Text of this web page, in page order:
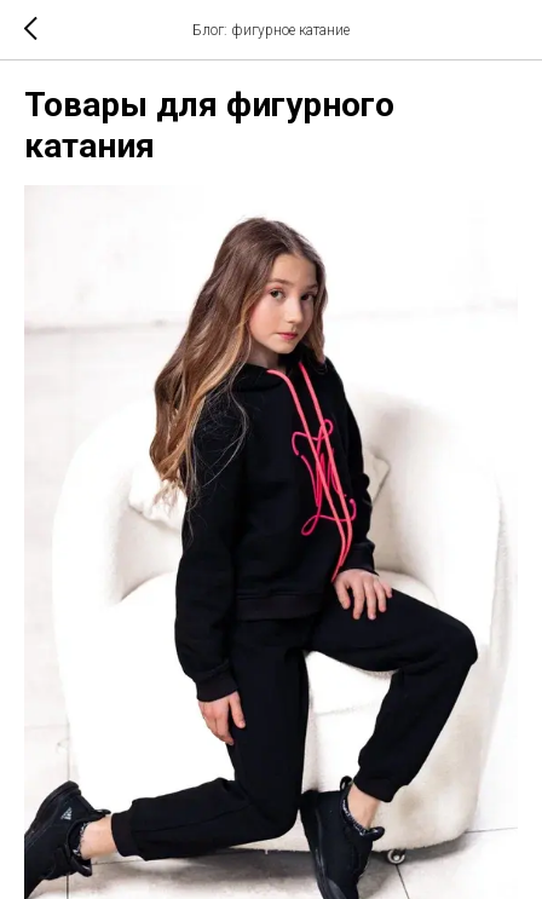
Блог: фигурное катание
Товары для фигурного
катания